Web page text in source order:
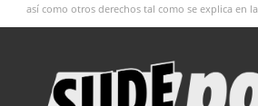
así como otros derechos tal como se explica en la